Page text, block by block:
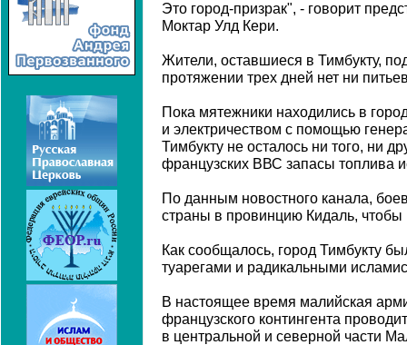
Это город-призрак", - говорит
Моктар Улд Кери.
Жители, оставшиеся в Тимбукту,
протяжении трех дней нет ни
Пока мятежники находились в
и электричеством с помощью
Тимбукту не осталось ни того, ни
французских ВВС запасы топлива
По данным новостного канала,
страны в провинцию Кидаль, чтобы
Как сообщалось, город Тимбукту
туарегами и радикальными
В настоящее время малийская
французского контингента
в центральной и северной части